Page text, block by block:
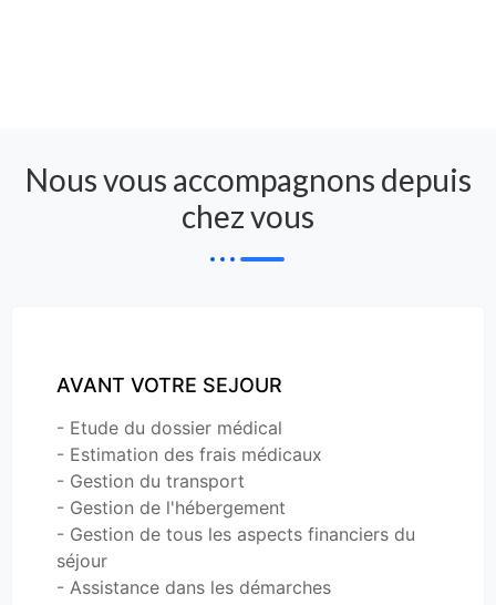
Nous vous accompagnons depuis
chez vous
AVANT VOTRE SEJOUR
- Etude du dossier médical
- Estimation des frais médicaux
- Gestion du transport
- Gestion de l'hébergement
- Gestion de tous les aspects financiers du
séjour
- Assistance dans les démarches